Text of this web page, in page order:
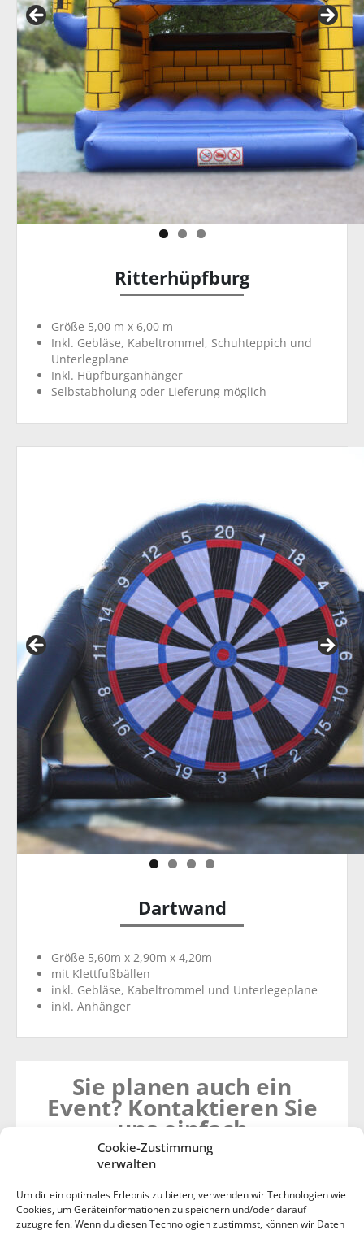
Cookie-Zustimmung
verwalten
Um dir ein optimales Erlebnis zu bieten, verwenden wir Technologien wie
Cookies, um Geräteinformationen zu speichern und/oder darauf
zuzugreifen. Wenn du diesen Technologien zustimmst, können wir Daten
Ritterhüpfburg
Größe 5,00 m x 6,00 m
Inkl. Gebläse, Kabeltrommel, Schuhteppich und
Unterlegplane
Inkl. Hüpfburganhänger
Selbstabholung oder Lieferung möglich
Dartwand
Größe 5,60m x 2,90m x 4,20m
mit Klettfußbällen
inkl. Gebläse, Kabeltrommel und Unterlegeplane
inkl. Anhänger
Sie planen auch ein
Event? Kontaktieren Sie
uns einfach
unverbindlich!
Kontakt